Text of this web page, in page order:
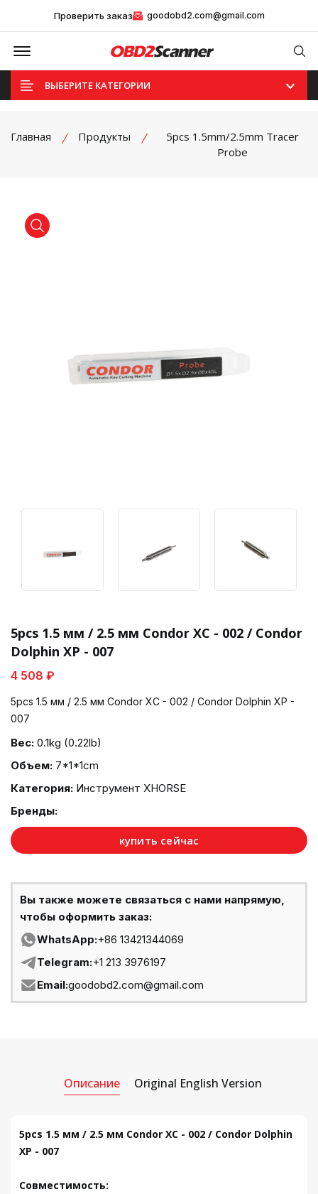
Проверить заказ goodobd2.com@gmail.com
Offcanvas Menu Open
ВЫБЕРИТЕ КАТЕГОРИИ
Главная Продукты
5pcs 1.5mm/2.5mm Tracer
Probe
product view
5pcs 1.5 мм / 2.5 мм Condor XC - 002 / Condor
Dolphin XP - 007
4 508 ₽
5pcs 1.5 мм / 2.5 мм Condor XC - 002 / Condor Dolphin XP -
007
Вес: 0.1kg (0.22lb)
Объем: 7*1*1cm
Категория: Инструмент XHORSE
Бренды:
купить сейчас
Вы также можете связаться с нами напрямую,
чтобы оформить заказ:
WhatsApp:+86 13421344069
Telegram:+1 213 3976197
Email:goodobd2.com@gmail.com
Описание Original English Version
5pcs 1.5 мм / 2.5 мм Condor XC - 002 / Condor Dolphin
XP - 007
Совместимость: